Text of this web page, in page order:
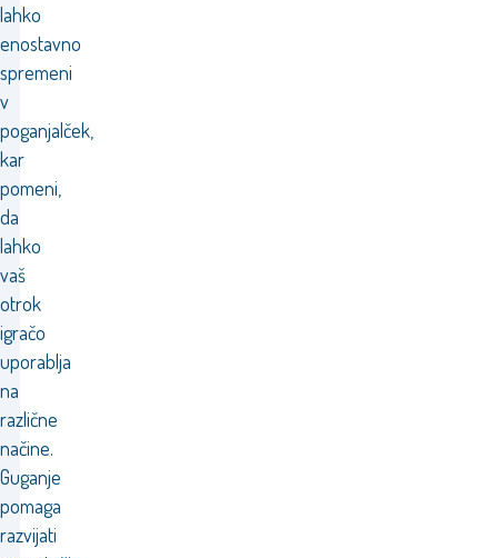
lahko
enostavno
spremeni
v
poganjalček,
kar
pomeni,
da
lahko
vaš
otrok
igračo
uporablja
na
različne
načine.
Guganje
pomaga
razvijati